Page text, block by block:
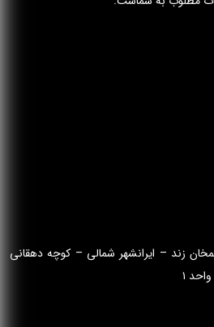
زند – ایرانشهر شمالی – کوچه دهقانی